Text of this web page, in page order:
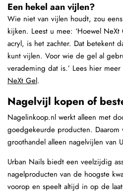
Een hekel aan vijlen?
Wie niet van vijlen houdt, zou
kijken. Leest u mee: ‘Hoewel
acryl, is het zachter. Dat betekent
kunt vijlen. Voor wie de gel al
verademing dat is.’ Lees hier
NeXt Gel.
Nagelvijl kopen of
Nagelinkoop.nl werkt alleen met
goedgekeurde producten. Daarom
groothandel alleen nagelvijlen van
Urban Nails biedt een veelzijdig
nagelproducten van de hoogste
voorop en speelt altijd in op de